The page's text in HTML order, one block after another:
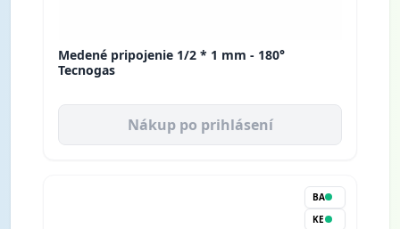
Medené pripojenie 1/2 * 1 mm - 180°
Tecnogas
Nákup po prihlásení
BA
KE